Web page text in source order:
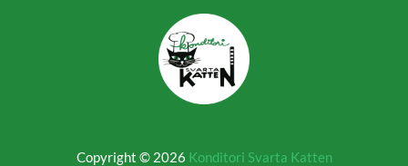
Copyright © 2026 Konditori Svarta Katten